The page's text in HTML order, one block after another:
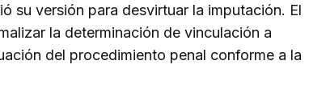
su versión para desvirtuar la imputación. El
la determinación de vinculación a
del procedimiento penal conforme a la